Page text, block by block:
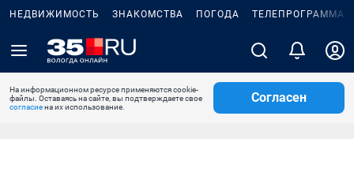
НЕДВИЖИМОСТЬ ЗНАКОМСТВА ПОГОДА ТЕЛЕПРОГРАММА
На информационном ресурсе применяются cookie-
файлы. Оставаясь на сайте, вы подтверждаете свое
согласиена их использование.
Согласен